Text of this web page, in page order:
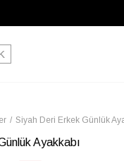
Siyah Deri Erkek Günlük
Ayakkabı